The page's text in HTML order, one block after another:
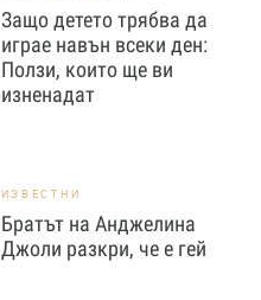
Защо детето трябва да
играе навън всеки ден:
Ползи, които ще ви
изненадат
ИЗВЕСТНИ
Братът на Анджелина
Джоли разкри, че е гей